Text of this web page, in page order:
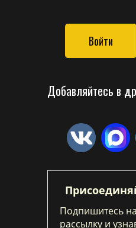
Войти
Добавляйтесь в
Подпишитесь
рассылку и